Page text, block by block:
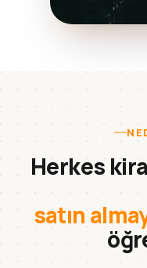
Herkes
satın